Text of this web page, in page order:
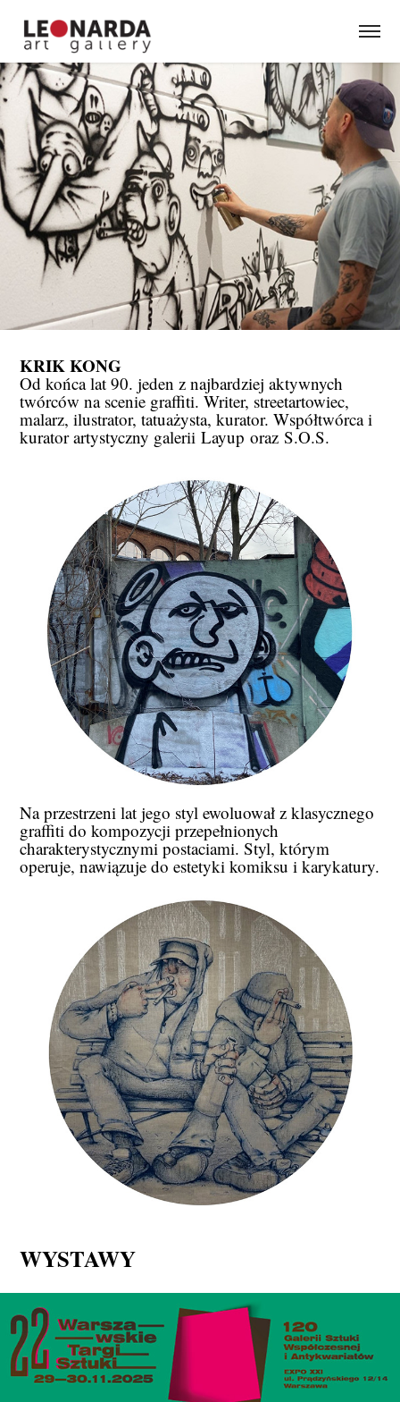
KRIK KONG
Od końca lat 90. jeden z najbardziej aktywnych
twórców na scenie graffiti. Writer, streetartowiec,
malarz, ilustrator, tatuażysta, kurator. Współtwórca i
kurator artystyczny galerii Layup oraz S.O.S.
Na przestrzeni lat jego styl ewoluował z klasycznego
graffiti do kompozycji przepełnionych
charakterystycznymi postaciami. Styl, którym
operuje, nawiązuje do estetyki komiksu i karykatury.
WYSTAWY